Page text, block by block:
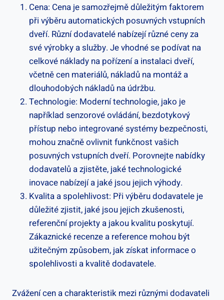
Cena: Cena je samozřejmě důležitým faktorem
při výběru automatických posuvných ⁢vstupních‌
dveří. Různí dodavatelé‍ nabízejí‍ různé ceny za‌
své výrobky‍ a služby. Je vhodné⁣ se podívat na
celkové náklady ⁤na pořízení a‌ instalaci dveří,
včetně cen materiálů, nákladů na montáž a
⁣dlouhodobých nákladů na údržbu.
Technologie: Moderní technologie, jako je
například senzorové ovládání, bezdotykový ​
přístup⁣ nebo integrované systémy bezpečnosti,⁣
mohou značně ovlivnit funkčnost vašich
posuvných vstupních dveří. Porovnejte nabídky
dodavatelů a zjistěte, jaké​ technologické
inovace nabízejí ​a⁣ jaké ⁤jsou jejich výhody.
Kvalita a spolehlivost: ‍Při výběru dodavatele je
⁢důležité zjistit, jaké jsou‌ jejich zkušenosti,⁣
referenční projekty a jakou kvalitu poskytují.
‌Zákaznické recenze a reference⁢ mohou být
užitečným způsobem, jak ⁤získat informace⁤ o
spolehlivosti ​a kvalitě ‌dodavatele.
Zvážení cen a ⁤charakteristik mezi různými dodavateli